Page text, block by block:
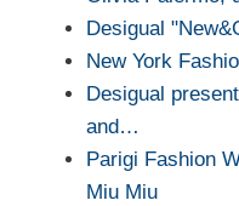
Desigual
New York
Desigual
and…
Parigi Fashion
Miu Miu